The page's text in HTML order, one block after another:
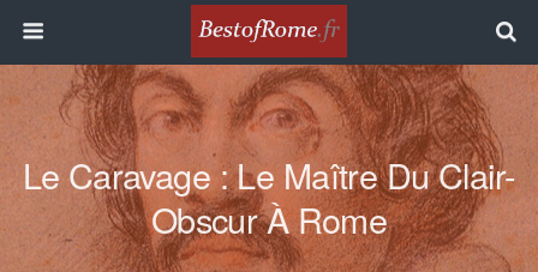
Le Caravage : Le Maître Du Clair-
Obscur À Rome